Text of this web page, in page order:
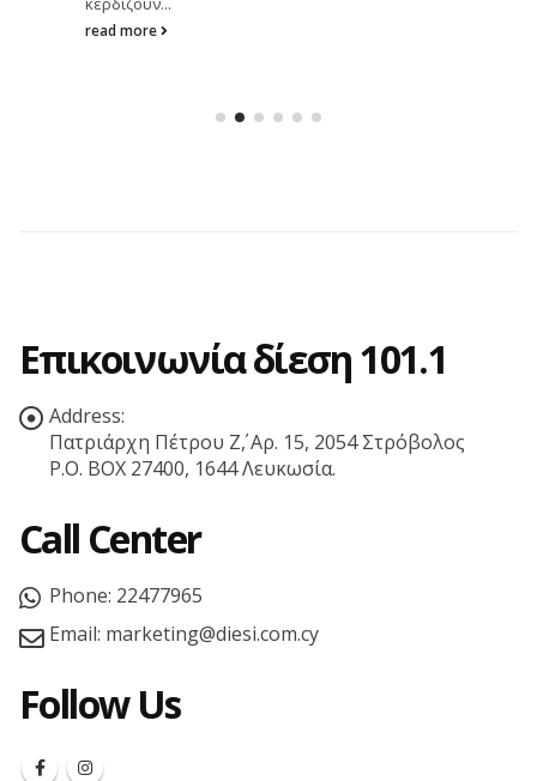
read more
Επικοινωνία δίεση 101.1
Address:
Πατριάρχη Πέτρου Ζ΄, Αρ. 15, 2054 Στρόβολος
P.O. BOX 27400, 1644 Λευκωσία.
Call Center
Phone: 22477965
Email: marketing@diesi.com.cy
Follow Us